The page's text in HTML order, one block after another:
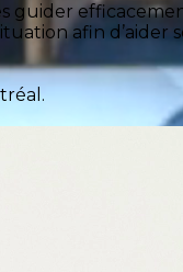
afin d’aider